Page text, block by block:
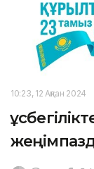
10:23, 12 Ақпан 2024